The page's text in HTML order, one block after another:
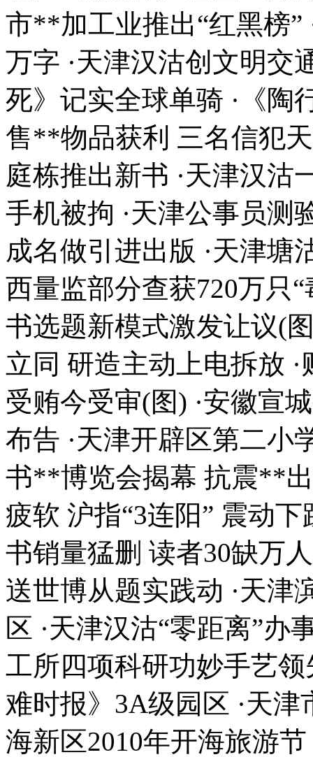
市**加工业推出“红黑榜”
万字 ·天津汉沽创文明交
死》记实全球单骑 ·《陶
售**物品获利 三名信犯
庭栋推出新书 ·天津汉沽
手机被拘 ·天津公事员测
成名做引进出版 ·天津塘
西量监部分查获720万只
书选题新模式激发让议(
立同 研造主动上电拆放
受贿今受审(图) ·安徽宣
布告 ·天津开辟区第二小
书**博览会揭幕 抗震**
疲软 沪指“3连阳” 震动
书销量猛删 读者30缺万
送世博从题实践动 ·天津
区 ·天津汉沽“零距离”办
工所四项科研功妙手艺
难时报》3A级园区 ·天
海新区2010年开海旅游